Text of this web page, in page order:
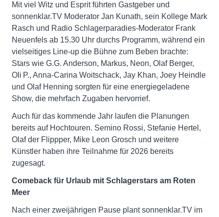
Mit viel Witz und Esprit führten Gastgeber und
sonnenklar.TV Moderator Jan Kunath, sein Kollege Mark
Rasch und Radio Schlagerparadies-Moderator Frank
Neuenfels ab 15.30 Uhr durchs Programm, während ein
vielseitiges Line-up die Bühne zum Beben brachte:
Stars wie G.G. Anderson, Markus, Neon, Olaf Berger,
Oli P., Anna-Carina Woitschack, Jay Khan, Joey Heindle
und Olaf Henning sorgten für eine energiegeladene
Show, die mehrfach Zugaben hervorrief.
Auch für das kommende Jahr laufen die Planungen
bereits auf Hochtouren. Semino Rossi, Stefanie Hertel,
Olaf der Flippper, Mike Leon Grosch und weitere
Künstler haben ihre Teilnahme für 2026 bereits
zugesagt.
Comeback für Urlaub mit Schlagerstars am Roten
Meer
Nach einer zweijährigen Pause plant sonnenklar.TV im